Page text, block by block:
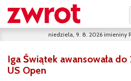
niedziela, 9. 8. 2026 imieniny
Iga Świątek awansowała do
US Open